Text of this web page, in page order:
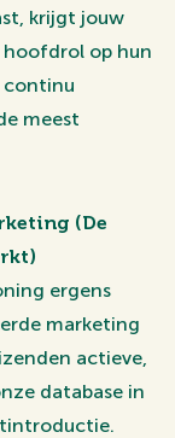
krijgt jouw
op hun
continu
meest
(De
ergens
marketing
actieve,
database in